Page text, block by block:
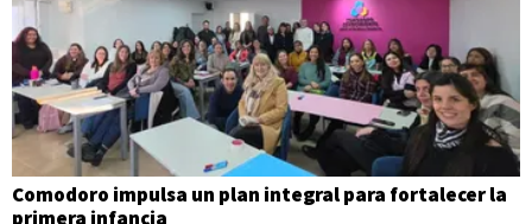
Comodoro impulsa un plan integral para fortalecer la
primera infancia